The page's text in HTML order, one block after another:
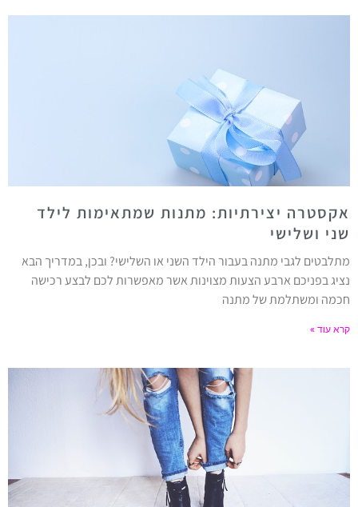
אקסטרה יצירתיות: מתנות שמתאימות לילד
שני ושלישי
מתלבטים לגבי מתנה בעבור הילד השני או השלישי? ובכן, במדריך הבא
נציג בפניכם ארבע הצעות מצוינות אשר מאפשרות לכם לבצע רכישה
חכמה ומשתלמת של מתנה
קרא עוד »